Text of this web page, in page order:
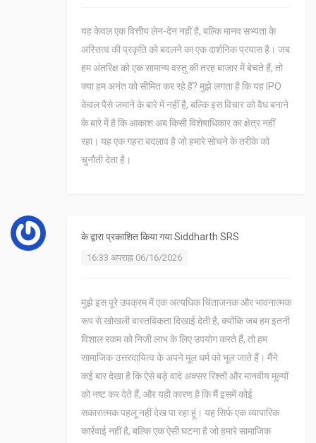
यह केवल एक वित्तीय लेन-देन नहीं है, बल्कि मानव सभ्यता के
अस्तित्व की प्रकृति को बदलने का एक दार्शनिक प्रयास है। जब
हम अंतरिक्ष को एक सामान्य वस्तु की तरह बाजार में बेचते हैं, तो
क्या हम अनंत को सीमित कर रहे हैं? मुझे लगता है कि यह IPO
केवल पैसे जमाने के बारे में नहीं है, बल्कि इस विचार को वैध बनाने
के बारे में है कि आकाश अब किसी विशेषाधिकार का क्षेत्र नहीं
रहा। यह एक गहरा बदलाव है जो हमारे सोचने के तरीके को
चुनौती देता है।
के द्वारा प्रकाशित किया गयाSiddharth SRS
16:33 अपराह्न 06/16/2026
मुझे इस पूरे उपक्रम में एक अत्यधिक चिंताजनक और भावनात्मक
रूप से खोखली वास्तविकता दिखाई देती है, क्योंकि जब हम इतनी
विशाल रकम को निजी लाभ के लिए उपयोग करते हैं, तो हम
सामाजिक उत्तरदायित्व के अपने मूल धर्म को भूल जाते हैं। मैंने
कई बार देखा है कि ऐसे बड़े वादे अक्सर रिश्तों और मानवीय मूल्यों
को नष्ट कर देते हैं, और यही कारण है कि मैं इसमें कोई
सकारात्मक पहलू नहीं देख पा रहा हूं। यह सिर्फ एक व्यापारिक
कार्रवाई नहीं है, बल्कि एक ऐसी घटना है जो हमारे सामाजिक